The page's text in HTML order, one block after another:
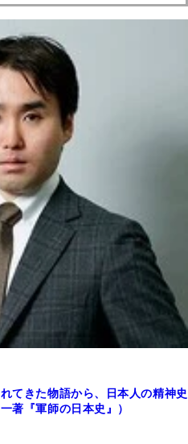
てきた物語から、日本人の精神史
著『軍師の日本史』）